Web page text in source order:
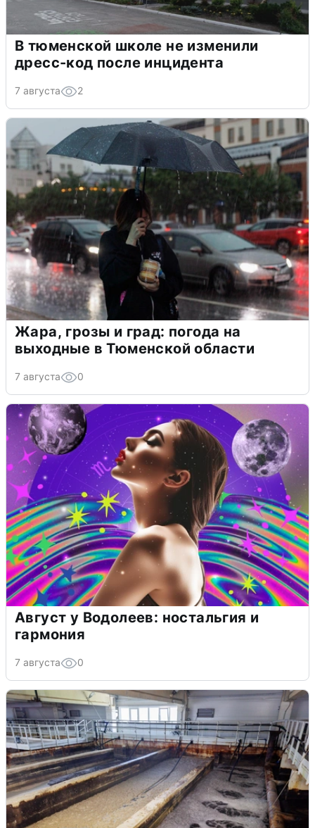
В тюменской школе не изменили
дресс-код после инцидента
7 августа 2
Жара, грозы и град: погода на
выходные в Тюменской области
7 августа 0
Август у Водолеев: ностальгия и
гармония
7 августа 0